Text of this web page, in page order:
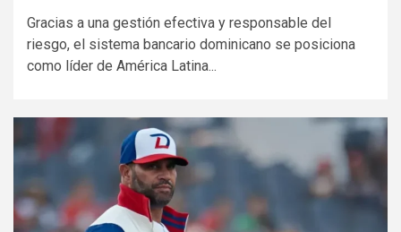
Gracias a una gestión efectiva y responsable del
riesgo, el sistema bancario dominicano se posiciona
como líder de América Latina...